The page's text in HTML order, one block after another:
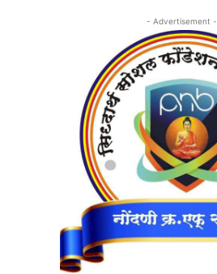
- Advertisement -